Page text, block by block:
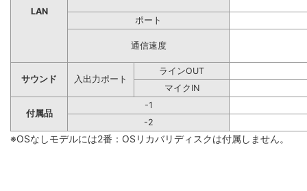
LAN
ポート
通信速度
サウンド 入出力ポート
ラインOUT
マイクIN
付属品
-1
-2
※OSなしモデルには2番：OSリカバリディスクは付属しません。